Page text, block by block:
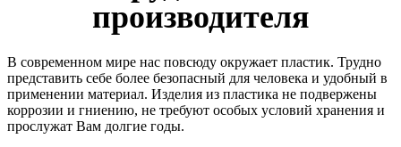
производителя
В современном мире нас повсюду окружает пластик. Трудно
представить себе более безопасный для человека и удобный в
применении материал. Изделия из пластика не подвержены
коррозии и гниению, не требуют особых условий хранения и
прослужат Вам долгие годы.